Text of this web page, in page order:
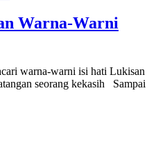
Warna-Warni
warna-warni isi hati Lukisan
seorang kekasih Sampai